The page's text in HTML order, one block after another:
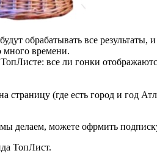
обрабатывать все
много времени.
все ли гонки
страницу (где есть город и год
делаем, можете офрмить
ТопЛист.